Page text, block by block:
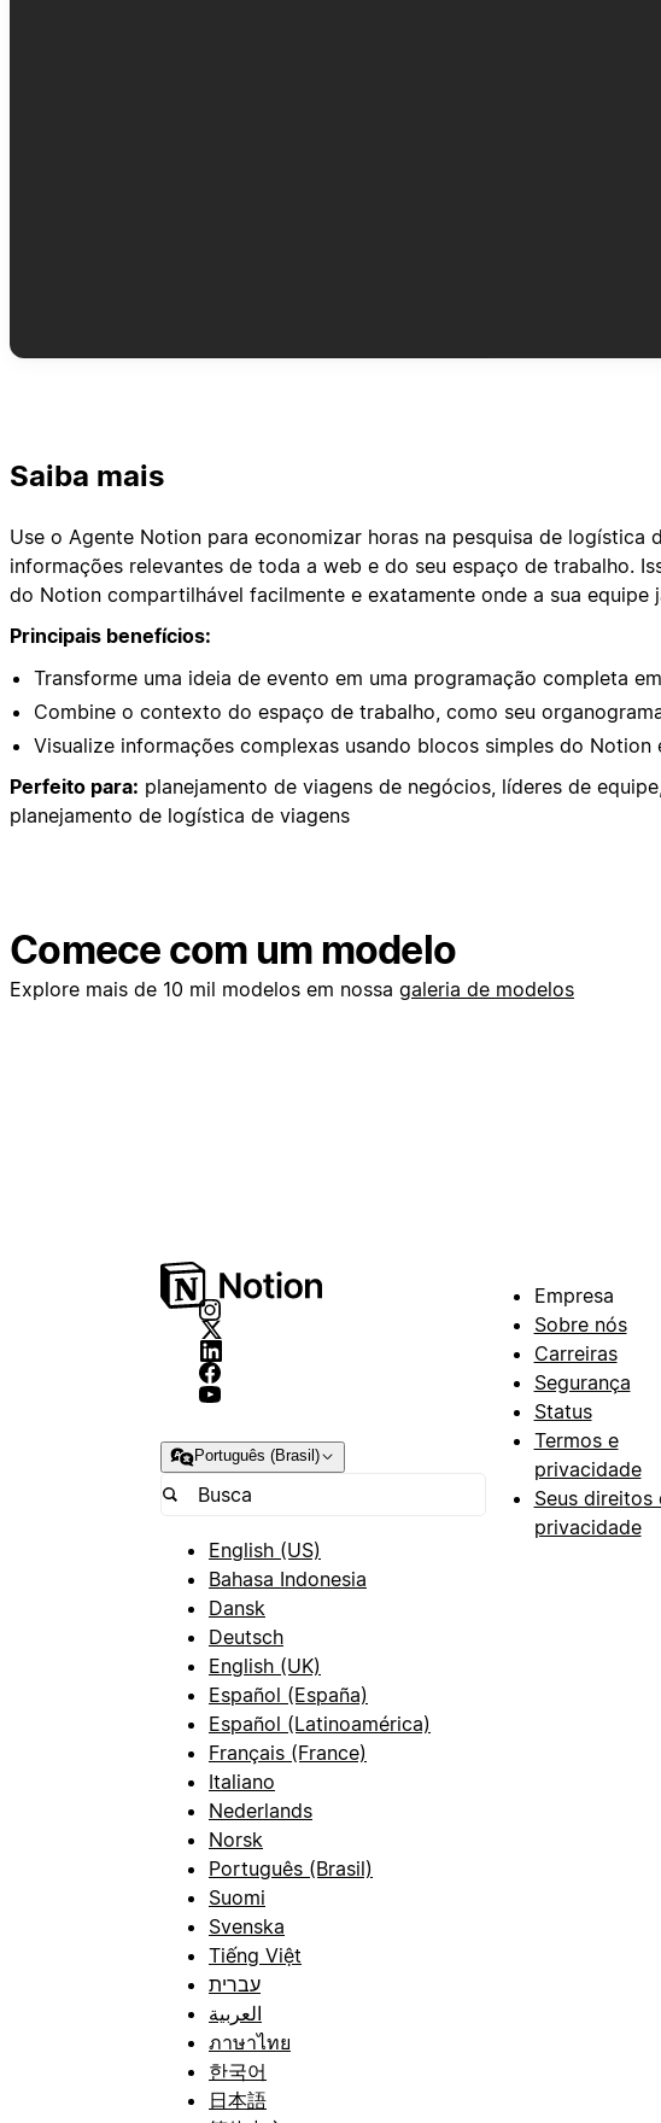
Saiba mais
Use o Agente Notion para economizar horas na pesquisa de
informações relevantes de toda a web e do seu espaço de trabalho.
do Notion compartilhável facilmente e exatamente onde a sua equipe
Principais benefícios:
Transforme uma ideia de evento em uma programação completa
Combine o contexto do espaço de trabalho, como seu
Visualize informações complexas usando blocos simples do
Perfeito para: planejamento de viagens de negócios, líderes de
planejamento de logística de viagens
Comece com um modelo
Explore mais de 10 mil modelos em nossa galeria de modelos
Português (Brasil)
English (US)
Bahasa Indonesia
Dansk
Deutsch
English (UK)
Español (España)
Español (Latinoamérica)
Français (France)
Italiano
Nederlands
Norsk
Português (Brasil)
Suomi
Svenska
Tiếng Việt
עברית
العربية
ภาษาไทย
한국어
日本語
Empresa
Sobre nós
Carreiras
Segurança
Status
Termos e
privacidade
Seus direitos
privacidade